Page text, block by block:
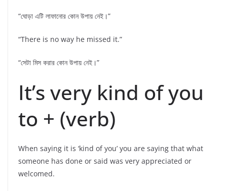
“ঘোড়া এটি লাফানোর কোন উপায় নেই।”
“There is no way he missed it.”
“সেটা মিস করার কোন উপায় নেই।”
It’s very kind of you
to + (verb)
When saying it is ‘kind of you’ you are saying that what
someone has done or said was very appreciated or
welcomed.